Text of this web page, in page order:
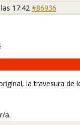
17:42 #86936
la travesura de
a.